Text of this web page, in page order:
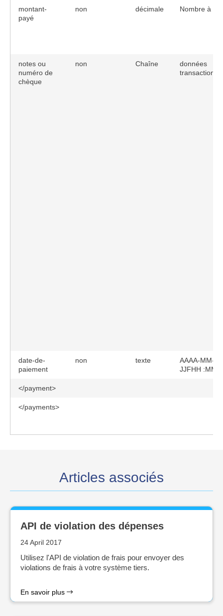
montant-
payé
non décimale Nombre à 2
notes ou
numéro de
chèque
non Chaîne
données
date-de-
paiement
non texte
AAAA-MM-
JJFHH :MM
</payment>
</payments>
Articles associés
API de violation des dépenses
24 April 2017
Utilisez l'API de violation de frais pour envoyer des
violations de frais à votre système tiers.
En savoir plus